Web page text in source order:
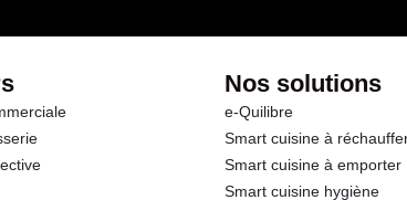
Nos solutions
e-Quilibre
Smart cuisine à
Smart cuisine à emporter
Smart cuisine hygiène